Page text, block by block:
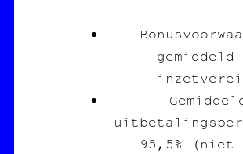
gemiddeld
95,5% (niet